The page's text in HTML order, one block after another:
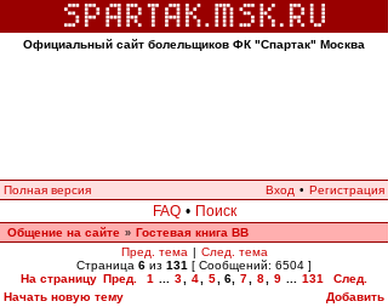
Официальный сайт болельщиков ФК "Спартак" Москва
Полная версия Вход • Регистрация
FAQ • Поиск
Общение на сайте » Гостевая книга ВВ
Пред. тема | След. тема
Страница 6 из 131 [ Сообщений: 6504 ]
На страницу Пред. 1 3 4 5 6 7 8 9 131
След.
Начать новую тему
Добавить